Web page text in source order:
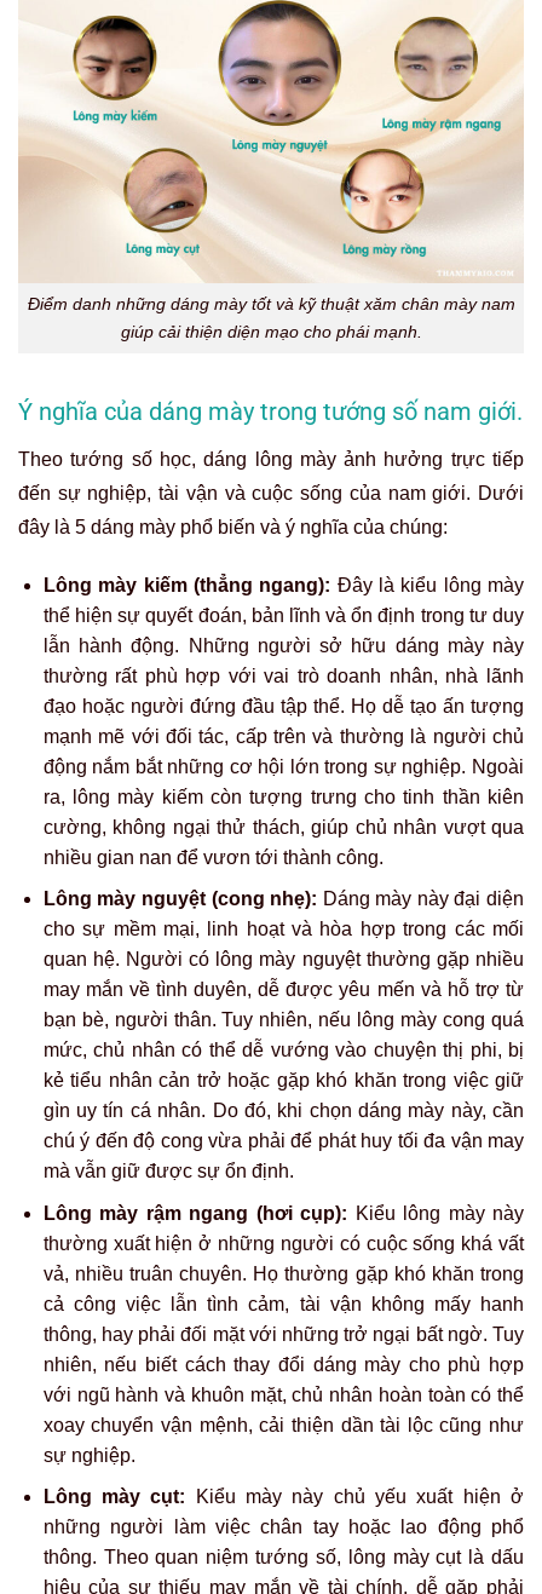
Điểm danh những dáng mày tốt và kỹ thuật xăm chân mày nam
giúp cải thiện diện mạo cho phái mạnh.
Ý nghĩa của dáng mày trong tướng số nam giới.
Theo tướng số học, dáng lông mày ảnh hưởng trực tiếp
đến sự nghiệp, tài vận và cuộc sống của nam giới. Dưới
đây là 5 dáng mày phổ biến và ý nghĩa của chúng:
Lông mày kiếm (thẳng ngang): Đây là kiểu lông mày
thể hiện sự quyết đoán, bản lĩnh và ổn định trong tư duy
lẫn hành động. Những người sở hữu dáng mày này
thường rất phù hợp với vai trò doanh nhân, nhà lãnh
đạo hoặc người đứng đầu tập thể. Họ dễ tạo ấn tượng
mạnh mẽ với đối tác, cấp trên và thường là người chủ
động nắm bắt những cơ hội lớn trong sự nghiệp. Ngoài
ra, lông mày kiếm còn tượng trưng cho tinh thần kiên
cường, không ngại thử thách, giúp chủ nhân vượt qua
nhiều gian nan để vươn tới thành công.
Lông mày nguyệt (cong nhẹ): Dáng mày này đại diện
cho sự mềm mại, linh hoạt và hòa hợp trong các mối
quan hệ. Người có lông mày nguyệt thường gặp nhiều
may mắn về tình duyên, dễ được yêu mến và hỗ trợ từ
bạn bè, người thân. Tuy nhiên, nếu lông mày cong quá
mức, chủ nhân có thể dễ vướng vào chuyện thị phi, bị
kẻ tiểu nhân cản trở hoặc gặp khó khăn trong việc giữ
gìn uy tín cá nhân. Do đó, khi chọn dáng mày này, cần
chú ý đến độ cong vừa phải để phát huy tối đa vận may
mà vẫn giữ được sự ổn định.
Lông mày rậm ngang (hơi cụp): Kiểu lông mày này
thường xuất hiện ở những người có cuộc sống khá vất
vả, nhiều truân chuyên. Họ thường gặp khó khăn trong
cả công việc lẫn tình cảm, tài vận không mấy hanh
thông, hay phải đối mặt với những trở ngại bất ngờ. Tuy
nhiên, nếu biết cách thay đổi dáng mày cho phù hợp
với ngũ hành và khuôn mặt, chủ nhân hoàn toàn có thể
xoay chuyển vận mệnh, cải thiện dần tài lộc cũng như
sự nghiệp.
Lông mày cụt:
Kiểu mày này chủ yếu xuất hiện ở
những người làm việc chân tay hoặc lao động phổ
thông. Theo quan niệm tướng số, lông mày cụt là dấu
hiệu của sự thiếu may mắn về tài chính, dễ gặp phải